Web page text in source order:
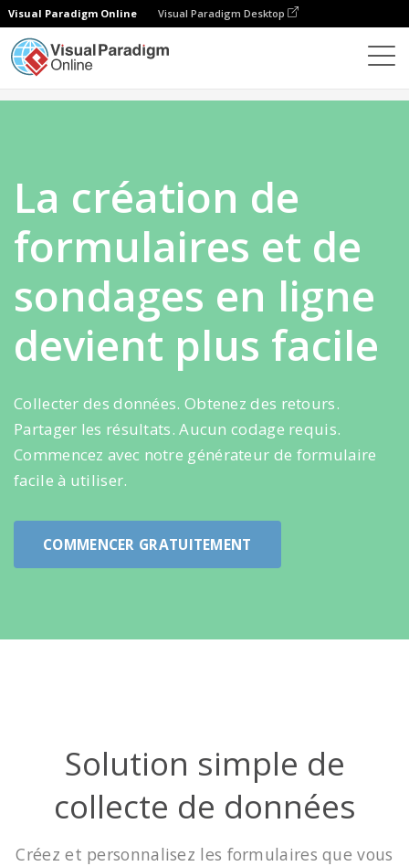
Visual Paradigm Online Visual Paradigm Desktop
La création de
formulaires et de
sondages en ligne
devient plus facile
Collecter des données. Obtenez des retours.
Partager les résultats. Aucun codage requis.
Commencez avec notre générateur de formulaire
facile à utiliser.
COMMENCER GRATUITEMENT
Solution simple de
collecte de données
Créez et personnalisez les formulaires que vous